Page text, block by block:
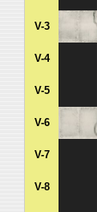
V-3
V-4
V-5
V-6
V-7
V-8